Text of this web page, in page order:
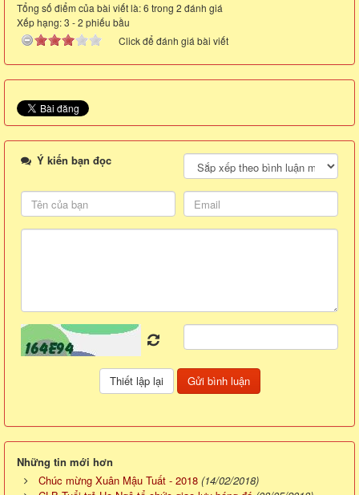
Tổng số điểm của bài viết là: 6 trong 2 đánh giá
Xếp hạng:3 -2 phiếu bầu
Click để đánh giá bài viết
Ý kiến bạn đọc
Những tin mới hơn
Chúc mừng Xuân Mậu Tuất - 2018 (14/02/2018)